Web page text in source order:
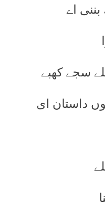
اے
سجے کھبے
داستان ای